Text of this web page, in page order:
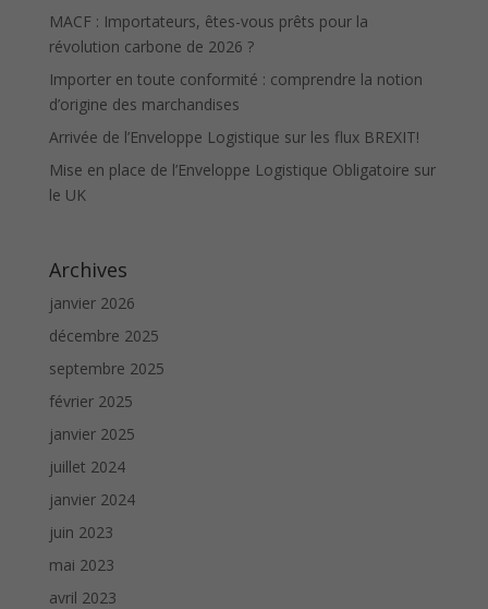
MACF : Importateurs, êtes-vous prêts pour la
révolution carbone de 2026 ?
Importer en toute conformité : comprendre la notion
d’origine des marchandises
Arrivée de l’Enveloppe Logistique sur les flux BREXIT!
Mise en place de l’Enveloppe Logistique Obligatoire sur
le UK
Archives
janvier 2026
décembre 2025
septembre 2025
février 2025
janvier 2025
juillet 2024
janvier 2024
juin 2023
mai 2023
avril 2023